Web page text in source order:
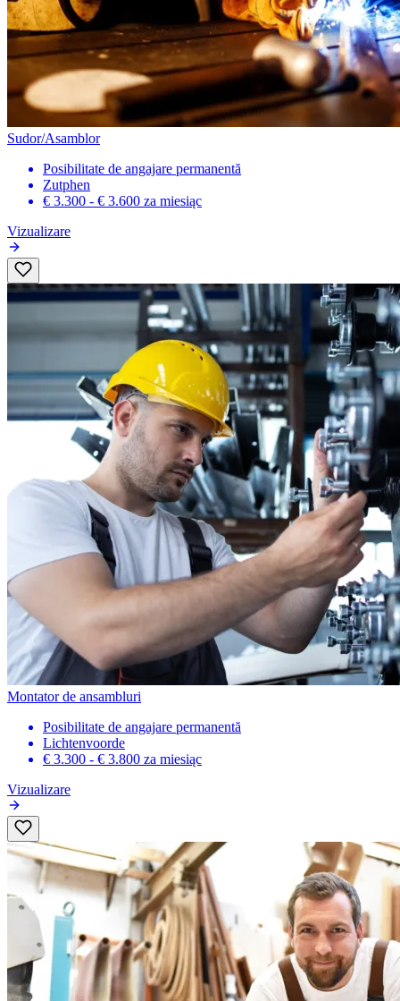
Sudor/Asamblor
Posibilitate de angajare permanentă
Zutphen
€ 3.300 - € 3.600 za miesiąc
Vizualizare
Montator de ansambluri
Posibilitate de angajare permanentă
Lichtenvoorde
€ 3.300 - € 3.800 za miesiąc
Vizualizare